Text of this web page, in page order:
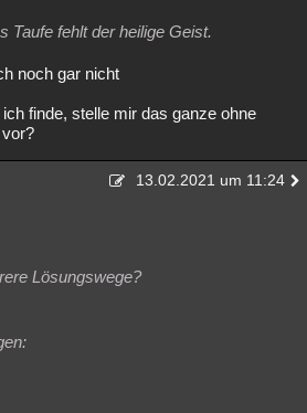
Taufe fehlt der heilige Geist.
noch gar nicht
finde, stelle mir das ganze ohne
13.02.2021 um 11:24
Lösungswege?